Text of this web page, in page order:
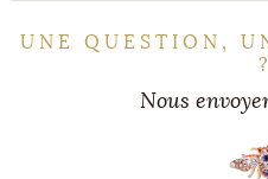
UNE QUESTION,
?
Nous